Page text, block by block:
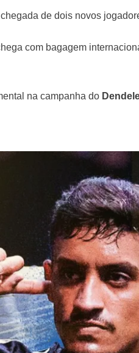
de dois novos
com bagagem
na campanha do